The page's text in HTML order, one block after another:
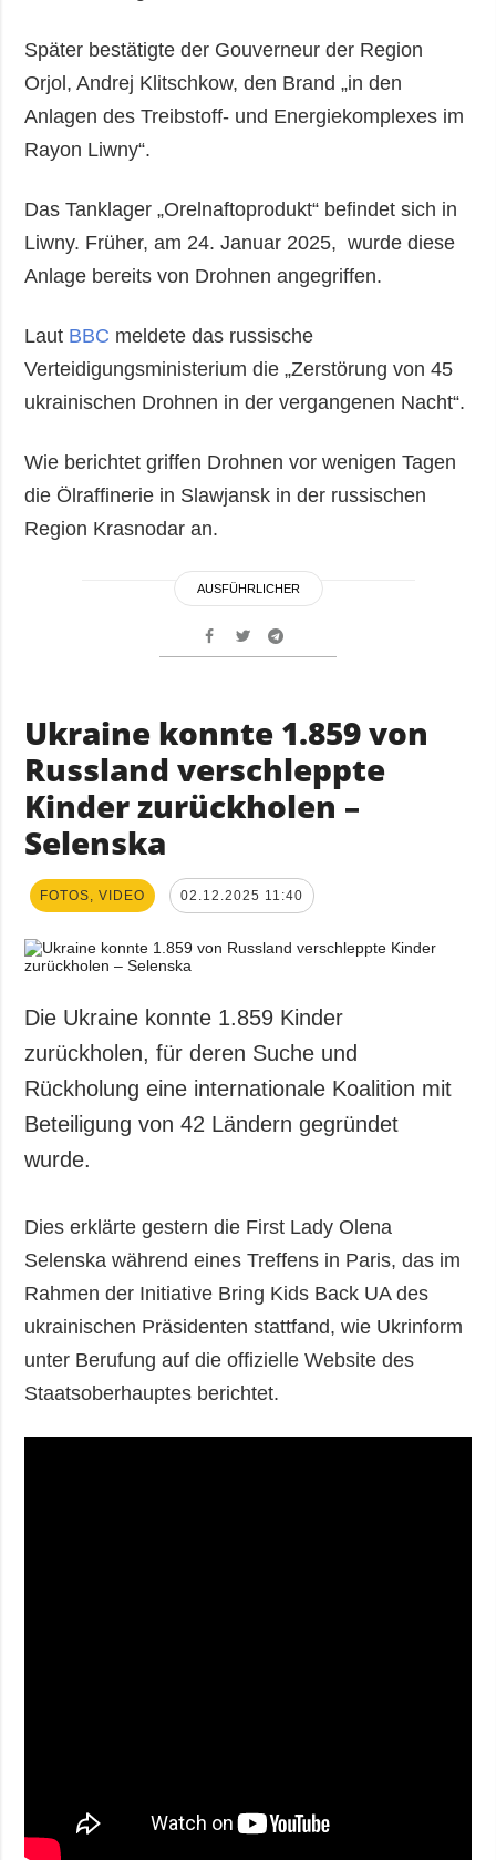
Später bestätigte der Gouverneur der Region
Orjol, Andrej Klitschkow, den Brand „in den
Anlagen des Treibstoff- und Energiekomplexes im
Rayon Liwny“.
Das Tanklager „Orelnaftoprodukt“ befindet sich in
Liwny. Früher, am 24. Januar 2025, wurde diese
Anlage bereits von Drohnen angegriffen.
Laut BBC meldete das russische
Verteidigungsministerium die „Zerstörung von 45
ukrainischen Drohnen in der vergangenen Nacht“.
Wie berichtet griffen Drohnen vor wenigen Tagen
die Ölraffinerie in Slawjansk in der russischen
Region Krasnodar an.
AUSFÜHRLICHER
Ukraine konnte 1.859 von
Russland verschleppte
Kinder zurückholen –
Selenska
FOTOS, VIDEO 02.12.2025 11:40
Die Ukraine konnte 1.859 Kinder
zurückholen, für deren Suche und
Rückholung eine internationale Koalition mit
Beteiligung von 42 Ländern gegründet
wurde.
Dies erklärte gestern die First Lady Olena
Selenska während eines Treffens in Paris, das im
Rahmen der Initiative Bring Kids Back UA des
ukrainischen Präsidenten stattfand, wie Ukrinform
unter Berufung auf die offizielle Website des
Staatsoberhauptes berichtet.